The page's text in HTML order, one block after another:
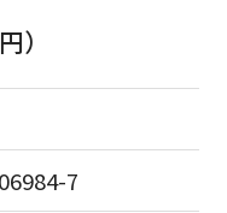
）
7